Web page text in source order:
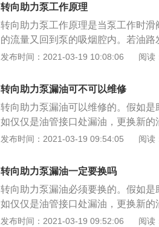
面有个小孔，用工具插进小孔使劲
面的小卡环；4、卡环拆掉泵轴和皮
转向助力泵工作原理
转向助力泵工作原理是当泵工作时
的流量又回到泵的吸烟腔内。若油
最大工作压力时，安全阀打开，滑阀
以拔下来； 2、用工具拆掉底下面的
孔使劲顶； 3、拆掉弹簧卡后，把后
泵轴和皮带轮就能一起抽出来。
发布时间：2021-03-19 10:08:06 阅读
转向助力泵漏油可不可以维修
转向助力泵漏油可以维修的。假如
如仅仅是油管接口处漏油，更换新
都会造成助力泵异响，需及时进行配
掉助力泵油壶，用手就可以拔下来；
有个小孔，用工具插进小孔使劲顶
的小卡环； 4、卡环拆掉泵轴和皮带
发布时间：2021-03-19 09:54:05 阅读
转向助力泵漏油一定要换吗
转向助力泵漏油必须要换的。假如
如仅仅是油管接口处漏油，更换新
都会造成助力泵异响，需及时进行配
发布时间：2021-03-19 09:52:06 阅读